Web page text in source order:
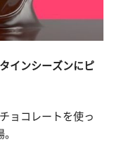
インシーズンにピ
ョコレートを使っ